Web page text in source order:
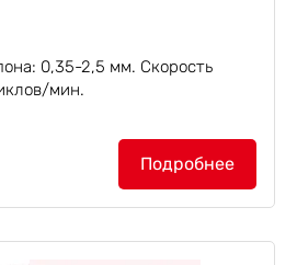
0,35-2,5 мм. Скорость
мин.
шпона с поперечной
предназначен для клеевого
и штучных шпонов.
хорошо отрезаны...
Подробнее